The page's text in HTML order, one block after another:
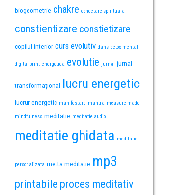
biogeometrie chakre conectare spirituala
constientizare constietizare
copilul interior curs evolutiv dans detox mental
digital print energetica evolutie jurnal jurnal
transformațional lucru energetic
lucrur energetic manifestare mantra measure made
mindfulness meditatie meditatie audio
meditatie ghidata meditatie
personalizata metta meditatie mp3
printabile proces meditativ